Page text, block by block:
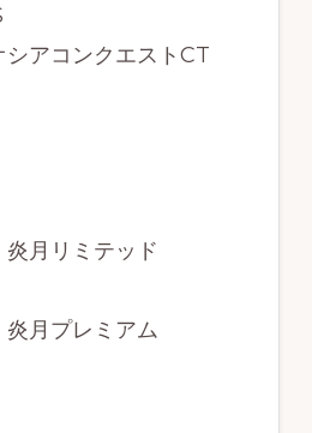
シアコンクエストCT
炎月リミテッド
炎月プレミアム